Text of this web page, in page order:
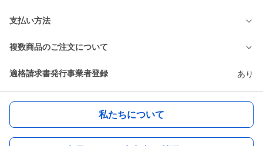
支払い方法
複数商品のご注文について
適格請求書発行事業者登録 あり
私たちについて